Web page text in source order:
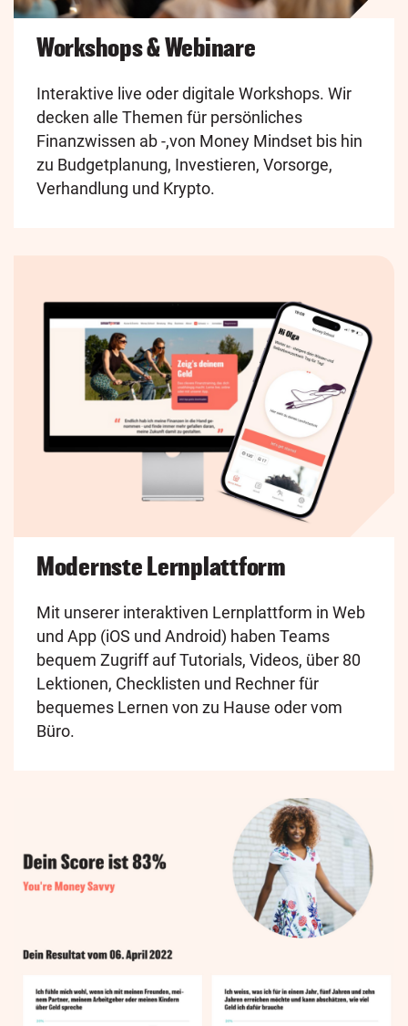
Workshops & Webinare
Interaktive live oder digitale Workshops. Wir
decken alle Themen für persönliches
Finanzwissen ab -,von Money Mindset bis hin
zu Budgetplanung, Investieren, Vorsorge,
Verhandlung und Krypto.
Modernste Lernplattform
Mit unserer interaktiven Lernplattform in Web
und App (iOS und Android) haben Teams
bequem Zugriff auf Tutorials, Videos, über 80
Lektionen, Checklisten und Rechner für
bequemes Lernen von zu Hause oder vom
Büro.